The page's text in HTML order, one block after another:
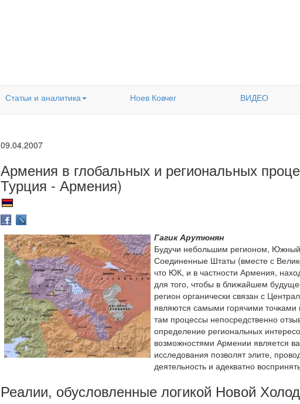
Статьи и аналитика Ноев Ковчег ВИДЕО
09.04.2007
Армения в глобальных и региональных
Турция - Армения)
Гагик Арутюнян
Будучи небольшим регионом,
Соединенные Штаты (вместе с
что ЮК, и в частности Армения,
для того, чтобы в ближайшем
регион органически связан с
являются самыми горячими точками
там процессы непосредственно
определение региональных
возможностями Армении является
исследования позволят элите,
деятельность и адекватно
Реалии, обусловленные логикой Новой